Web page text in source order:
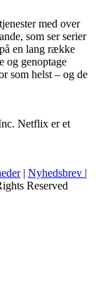
med over
som ser serier
en lang række
og genoptage
som helst – og de
Netflix er et
| Nyhedsbrev |
Reserved